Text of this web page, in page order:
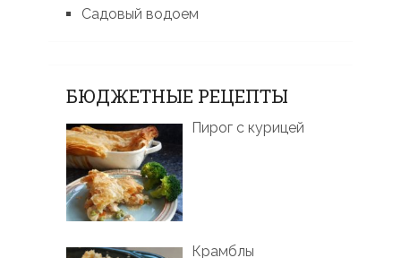
Садовый водоем
БЮДЖЕТНЫЕ РЕЦЕПТЫ
Пирог с курицей
Крамблы